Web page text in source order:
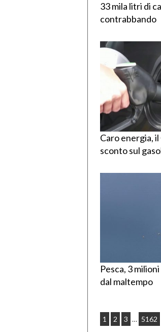
33 mila litri di
contrabbando
Caro energia,
sconto sul
Pesca, 3
dal maltempo
1 2 3 … 5162